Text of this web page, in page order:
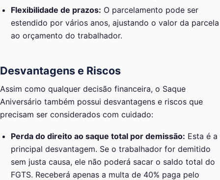
Flexibilidade de prazos: O parcelamento pode ser
estendido por vários anos, ajustando o valor da parcela
ao orçamento do trabalhador.
Desvantagens e Riscos
Assim como qualquer decisão financeira, o Saque
Aniversário também possui desvantagens e riscos que
precisam ser considerados com cuidado:
Perda do direito ao saque total por demissão: Esta é a
principal desvantagem. Se o trabalhador for demitido
sem justa causa, ele não poderá sacar o saldo total do
FGTS. Receberá apenas a multa de 40% paga pelo